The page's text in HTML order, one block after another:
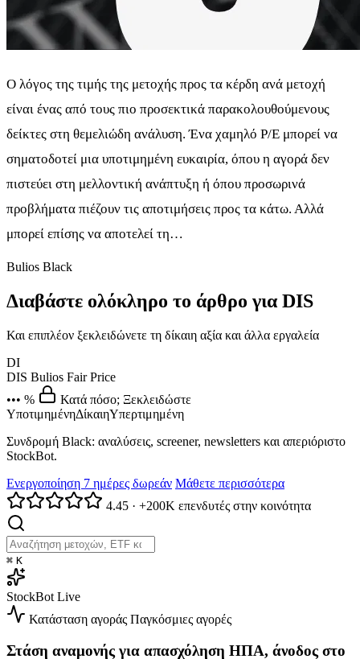
Ο λόγος της τιμής της μετοχής προς τα κέρδη ανά μετοχή
είναι ένας από τους πιο προσεκτικά παρακολουθούμενους
δείκτες στη θεμελιώδη ανάλυση. Ένα χαμηλό P/E μπορεί να
σηματοδοτεί μια υποτιμημένη ευκαιρία, όπου η αγορά δεν
πιστεύει στη μελλοντική ανάπτυξη ή όπου προσωρινά
προβλήματα πιέζουν τις αποτιμήσεις προς τα κάτω. Αλλά
μπορεί επίσης να αποτελεί τη…
Bulios Black
Διαβάστε ολόκληρο το άρθρο για DIS
Και επιπλέον ξεκλειδώνετε τη δίκαιη αξία και άλλα εργαλεία
DI
DIS Bulios Fair Price
••• %
Κατά πόσο; Ξεκλειδώστε
ΥποτιμημένηΔίκαιηΥπερτιμημένη
Συνδρομή Black: αναλύσεις, screener, newsletters και απεριόριστο
StockBot.
Ενεργοποίηση 7 ημέρες δωρεάν Μάθετε περισσότερα
4.45 · +200K επενδυτές στην κοινότητα
⌘ K
StockBot Live
Κατάσταση αγοράς Παγκόσμιες αγορές
Στάση αναμονής για απασχόληση ΗΠΑ, άνοδος στο